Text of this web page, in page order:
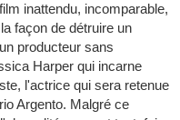
inattendu, incomparable,
façon de détruire un
producteur sans
Harper qui incarne
l'actrice qui sera retenue
Argento. Malgré ce